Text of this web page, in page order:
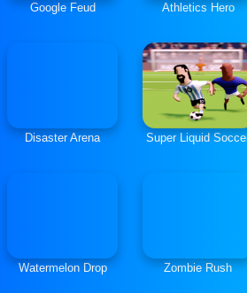
Google Feud Athletics Hero
Disaster Arena Super Liquid
Watermelon Drop Zombie Rush